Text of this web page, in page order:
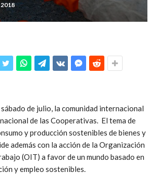
2018
de julio, la comunidad internacional
de las Cooperativas. El tema de
y producción sostenibles de bienes y
además con la acción de la Organización
(OIT) a favor de un mundo basado en
y empleo sostenibles.